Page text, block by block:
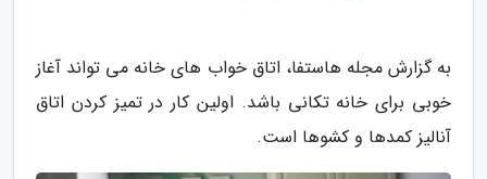
به گزارش مجله هاستفا، اتاق خواب های خانه می تواند آغاز
خوبی برای خانه تکانی باشد. اولین کار در تمیز کردن اتاق
آنالیز کمدها و کشوها است.